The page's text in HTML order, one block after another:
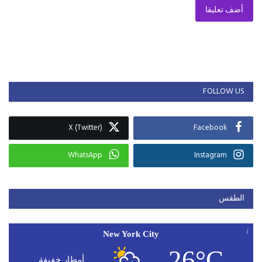
أضف تعليقا
FOLLOW US
Facebook
X (Twitter)
Instagram
WhatsApp
الطقس
New York City
أمطار خفيفة